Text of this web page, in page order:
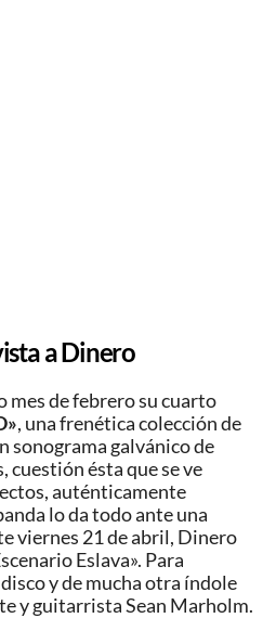
a Dinero
mes de febrero su cuarto
, una frenética colección de
sonograma galvánico de
ésta que se ve
auténticamente
lo da todo ante una
viernes 21 de abril, Dinero
Eslava». Para
y de mucha otra índole
y guitarrista Sean Marholm.